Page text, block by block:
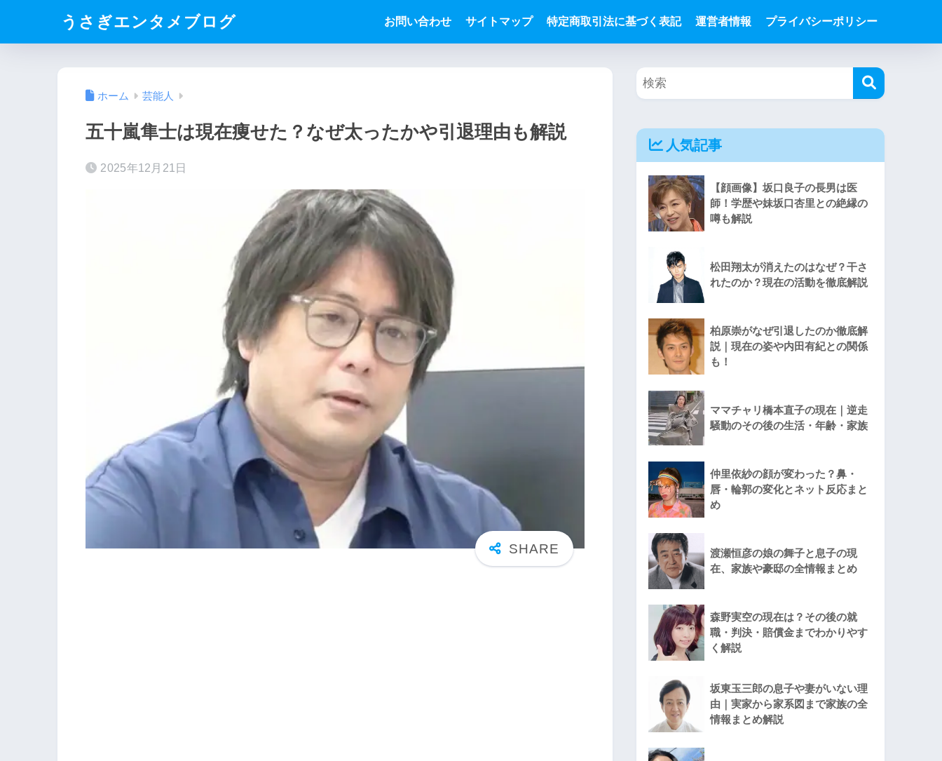
うさぎエンタメブログ お問い合わせ サイトマップ 特定商取引法に基づく表記 運営者情報 プライバシーポリシー
ホーム 芸能人
五十嵐隼士は現在痩せた？なぜ太ったかや引退理由も解説
2025年12月21日
人気記事
【顔画像】坂口良子の長男は医
師！学歴や妹坂口杏里との絶縁の
噂も解説
松田翔太が消えたのはなぜ？干さ
れたのか？現在の活動を徹底解説
柏原崇がなぜ引退したのか徹底解
説｜現在の姿や内田有紀との関係
も！
ママチャリ橋本直子の現在｜逆走
騒動のその後の生活・年齢・家族
仲里依紗の顔が変わった？鼻・
唇・輪郭の変化とネット反応まと
め
渡瀬恒彦の娘の舞子と息子の現
在、家族や豪邸の全情報まとめ
森野実空の現在は？その後の就
職・判決・賠償金までわかりやす
く解説
坂東玉三郎の息子や妻がいない理
由｜実家から家系図まで家族の全
情報まとめ解説